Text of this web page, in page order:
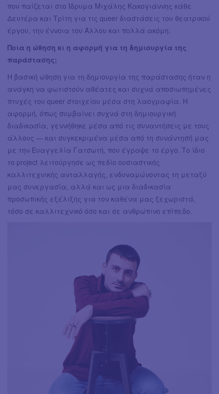
που παίζεται στο Ίδρυμα Μιχάλης Κακογιάννης κάθε
Δευτέρα και Τρίτη για τις queer διαστάσεις του θεατρικού
έργου, την έννοια του Άλλου και πολλά ακόμη.
Ποια η ώθηση κι η αφορμή για τη δημιουργία της
παράστασης;
Η βασική ώθηση για τη δημιουργία της παράστασης ήταν η
ανάγκη να φωτιστούν αθέατες και συχνά αποσιωπημένες
πτυχές του queer στοιχείου μέσα στη λαογραφία. Η
αφορμή, όπως συμβαίνει συχνά στη δημιουργική
διαδικασία, γεννήθηκε μέσα από τις συναντήσεις με τους
άλλους — και συγκεκριμένα μέσα από τη συνάντησή μας
με την Ευαγγελία Γατσωτή, που έγραψε το έργο. Το ίδιο
το project λειτούργησε ως πεδίο ουσιαστικής
καλλιτεχνικής ανταλλαγής, ενδυναμώνοντας τη μεταξύ
μας συνεργασία, αλλά και ως μια διαδικασία
προσωπικής εξέλιξης για τον καθένα μας ξεχωριστά,
τόσο σε καλλιτεχνικό όσο και σε ανθρώπινο επίπεδο.